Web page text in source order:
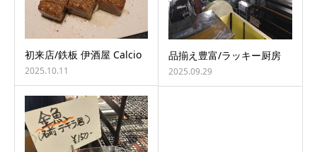
初来店/鉄板 伊酒屋 Calcio
2025.10.11
品揃え豊富/ラッキー厨房
2025.09.29